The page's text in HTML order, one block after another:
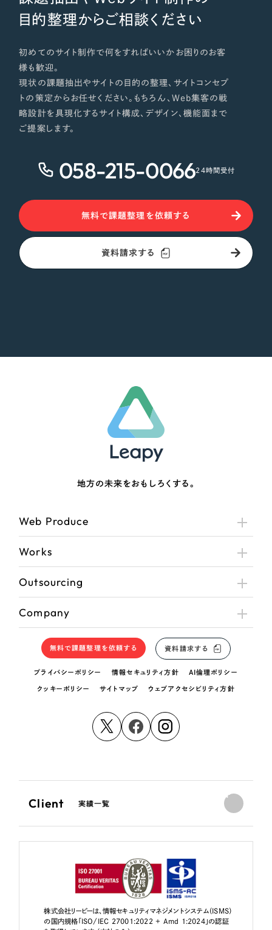
目的整理からご相談ください
初めてのサイト制作で何をすればいいかお困りのお客
様も歓迎。
現状の課題抽出やサイトの目的の整理、サイトコンセプ
トの策定からお任せください。もちろん、Web集客の戦
略設計を具現化するサイト構成、デザイン、機能面まで
ご提案します。
058-215-006624時間受付
無料で課題整理を依頼する
資料請求する
地方の未来をおもしろくする。
Web Produce
Works
Outsourcing
Company
無料で課題整理を依頼する 資料請求する
プライバシーポリシー 情報セキュリティ方針 AI倫理ポリシー
クッキーポリシー サイトマップ ウェブアクセシビリティ方針
Client 実績一覧
株式会社リーピーは、情報セキュリティマネジメントシステム（ISMS）
の国内規格「ISO/IEC 27001:2022 + Amd 1:2024」の認証